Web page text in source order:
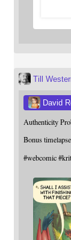
Till
David
Authenticity
Bonus
#webcomic #